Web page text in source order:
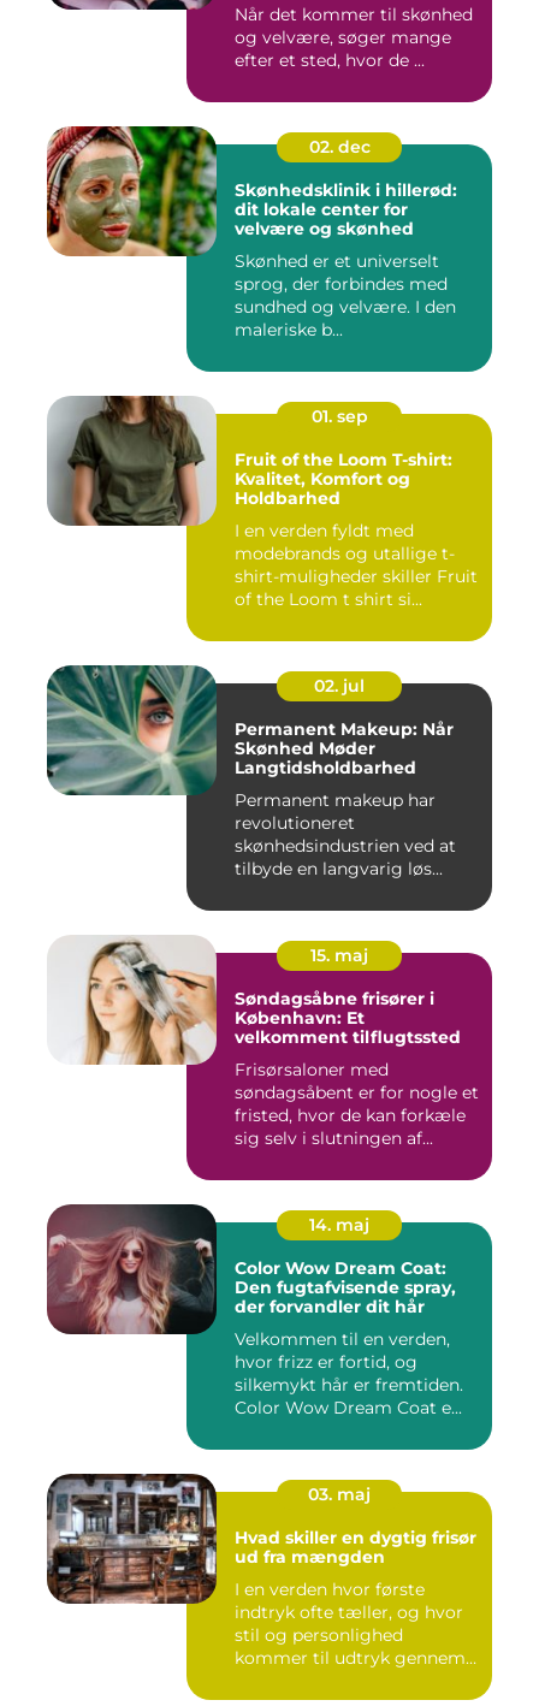
Når det kommer til skønhed
og velvære, søger mange
efter et sted, hvor de ...
02. dec
Skønhedsklinik i hillerød:
dit lokale center for
velvære og skønhed
Skønhed er et universelt
sprog, der forbindes med
sundhed og velvære. I den
maleriske b...
01. sep
Fruit of the Loom T-shirt:
Kvalitet, Komfort og
Holdbarhed
I en verden fyldt med
modebrands og utallige t-
shirt-muligheder skiller Fruit
of the Loom t shirt si...
02. jul
Permanent Makeup: Når
Skønhed Møder
Langtidsholdbarhed
Permanent makeup har
revolutioneret
skønhedsindustrien ved at
tilbyde en langvarig løs...
15. maj
Søndagsåbne frisører i
København: Et
velkomment tilflugtssted
Frisørsaloner med
søndagsåbent er for nogle et
fristed, hvor de kan forkæle
sig selv i slutningen af...
14. maj
Color Wow Dream Coat:
Den fugtafvisende spray,
der forvandler dit hår
Velkommen til en verden,
hvor frizz er fortid, og
silkemykt hår er fremtiden.
Color Wow Dream Coat e...
03. maj
Hvad skiller en dygtig frisør
ud fra mængden
I en verden hvor første
indtryk ofte tæller, og hvor
stil og personlighed
kommer til udtryk gennem